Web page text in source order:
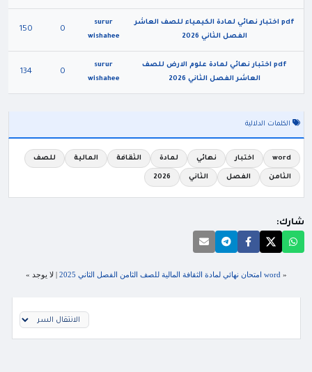
pdf اختبار نهائي لمادة الكيمياء للصف العاشر
الفصل الثاني 2026
surur
wishahee
0
150
pdf اختبار نهائي لمادة علوم الارض للصف
العاشر الفصل الثاني 2026
surur
wishahee
0
134
الكلمات الدلالية
word اختبار نهائي لمادة الثقافة المالية للصف
الثامن الفصل الثاني 2026
شارك:
« word امتحان نهائي لمادة الثقافة المالية للصف الثامن الفصل الثاني 2025 | لا يوجد »